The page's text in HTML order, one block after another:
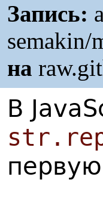
Запись:
semakin/
на
В